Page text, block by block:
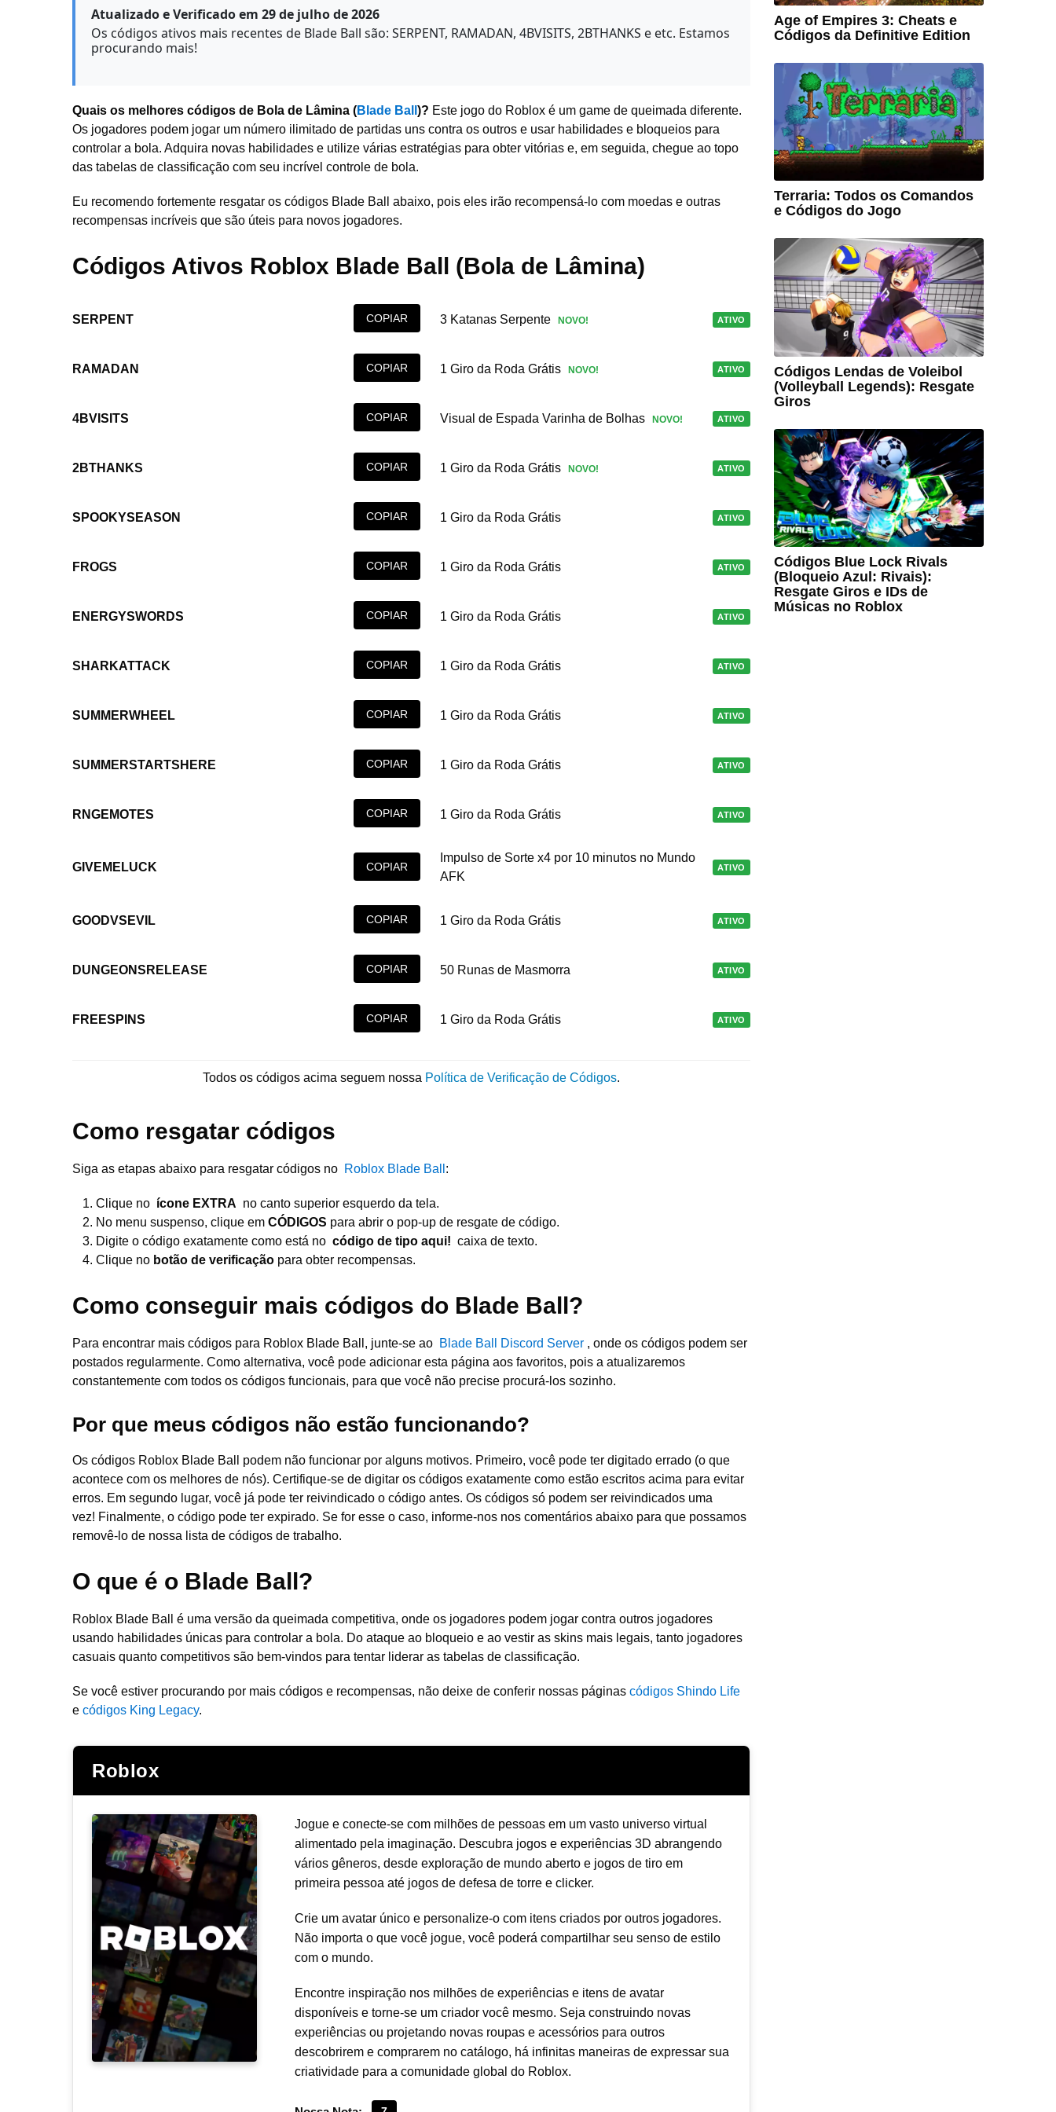
Atualizado e Verificado em 29 de julho de 2026
Os códigos ativos mais recentes de Blade Ball são: SERPENT, RAMADAN, 4BVISITS, 2BTHANKS e etc. Estamos
procurando mais!
Quais os melhores códigos de Bola de Lâmina (Blade Ball )? Este jogo do Roblox é um game de queimada diferente.
Os jogadores podem jogar um número ilimitado de partidas uns contra os outros e usar habilidades e bloqueios para
controlar a bola. Adquira novas habilidades e utilize várias estratégias para obter vitórias e, em seguida, chegue ao topo
das tabelas de classificação com seu incrível controle de bola.
Eu recomendo fortemente resgatar os códigos Blade Ball abaixo, pois eles irão recompensá-lo com moedas e outras
recompensas incríveis que são úteis para novos jogadores.
Códigos Ativos Roblox Blade Ball (Bola de Lâmina)
SERPENT COPIAR 3 Katanas Serpente NOVO! ATIVO
RAMADAN COPIAR 1 Giro da Roda Grátis NOVO! ATIVO
4BVISITS COPIAR Visual de Espada Varinha de Bolhas NOVO! ATIVO
2BTHANKS COPIAR 1 Giro da Roda Grátis NOVO! ATIVO
SPOOKYSEASON COPIAR 1 Giro da Roda Grátis ATIVO
FROGS COPIAR 1 Giro da Roda Grátis ATIVO
ENERGYSWORDS COPIAR 1 Giro da Roda Grátis ATIVO
SHARKATTACK COPIAR 1 Giro da Roda Grátis ATIVO
SUMMERWHEEL COPIAR 1 Giro da Roda Grátis ATIVO
SUMMERSTARTSHERE COPIAR 1 Giro da Roda Grátis ATIVO
RNGEMOTES COPIAR 1 Giro da Roda Grátis ATIVO
GIVEMELUCK COPIAR
Impulso de Sorte x4 por 10 minutos no Mundo
AFK
ATIVO
GOODVSEVIL COPIAR 1 Giro da Roda Grátis ATIVO
DUNGEONSRELEASE COPIAR 50 Runas de Masmorra ATIVO
FREESPINS COPIAR 1 Giro da Roda Grátis ATIVO
Todos os códigos acima seguem nossa Política de Verificação de Códigos.
Como resgatar códigos
Siga as etapas abaixo para resgatar códigos no Roblox Blade Ball :
Clique no ícone EXTRA no canto superior esquerdo da tela.
No menu suspenso, clique em CÓDIGOS para abrir o pop-up de resgate de código.
Digite o código exatamente como está no código de tipo aqui! caixa de texto.
Clique no botão de verificação para obter recompensas.
Como conseguir mais códigos do Blade Ball?
Para encontrar mais códigos para Roblox Blade Ball, junte-se ao Blade Ball Discord Server , onde os códigos podem ser
postados regularmente. Como alternativa, você pode adicionar esta página aos favoritos, pois a atualizaremos
constantemente com todos os códigos funcionais, para que você não precise procurá-los sozinho.
Por que meus códigos não estão funcionando?
Os códigos Roblox Blade Ball podem não funcionar por alguns motivos. Primeiro, você pode ter digitado errado (o que
acontece com os melhores de nós). Certifique-se de digitar os códigos exatamente como estão escritos acima para evitar
erros. Em segundo lugar, você já pode ter reivindicado o código antes. Os códigos só podem ser reivindicados uma
vez! Finalmente, o código pode ter expirado. Se for esse o caso, informe-nos nos comentários abaixo para que possamos
removê-lo de nossa lista de códigos de trabalho.
O que é o Blade Ball?
Roblox Blade Ball é uma versão da queimada competitiva, onde os jogadores podem jogar contra outros jogadores
usando habilidades únicas para controlar a bola. Do ataque ao bloqueio e ao vestir as skins mais legais, tanto jogadores
casuais quanto competitivos são bem-vindos para tentar liderar as tabelas de classificação.
Se você estiver procurando por mais códigos e recompensas, não deixe de conferir nossas páginas códigos Shindo Life
e códigos King Legacy.
Roblox
Jogue e conecte-se com milhões de pessoas em um vasto universo virtual
alimentado pela imaginação. Descubra jogos e experiências 3D abrangendo
vários gêneros, desde exploração de mundo aberto e jogos de tiro em
primeira pessoa até jogos de defesa de torre e clicker.
Crie um avatar único e personalize-o com itens criados por outros jogadores.
Não importa o que você jogue, você poderá compartilhar seu senso de estilo
com o mundo.
Encontre inspiração nos milhões de experiências e itens de avatar
disponíveis e torne-se um criador você mesmo. Seja construindo novas
experiências ou projetando novas roupas e acessórios para outros
descobrirem e comprarem no catálogo, há infinitas maneiras de expressar sua
criatividade para a comunidade global do Roblox.
Age of Empires 3: Cheats e
Códigos da Definitive Edition
Terraria: Todos os Comandos
e Códigos do Jogo
Códigos Lendas de Voleibol
(Volleyball Legends): Resgate
Giros
Códigos Blue Lock Rivals
(Bloqueio Azul: Rivais):
Resgate Giros e IDs de
Músicas no Roblox